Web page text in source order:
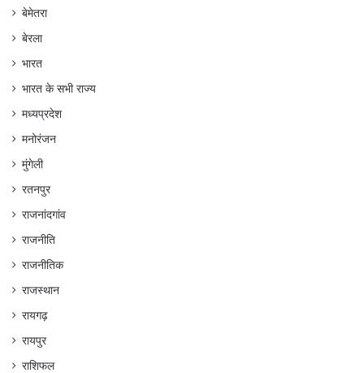
बेमेतरा
बेरला
भारत
भारत के सभी राज्य
मध्यप्रदेश
मनोरंजन
मुंगेली
रतनपुर
राजनांदगांव
राजनीति
राजनीतिक
राजस्थान
रायगढ़
रायपुर
राशिफल